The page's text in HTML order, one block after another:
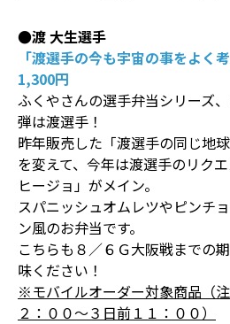
●渡 大生選手
「渡選手の今も宇宙の事をよく
1,300円
ふくやさんの選手弁当シリーズ
弾は渡選手！
昨年販売した「渡選手の同じ地
を変えて、今年は渡選手のリク
ヒージョ」がメイン。
スパニッシュオムレツやピンチ
ン風のお弁当です。
こちらも８／６Ｇ大阪戦までの
味ください！
※モバイルオーダー対象商品（
２：００～３日前１１：００）